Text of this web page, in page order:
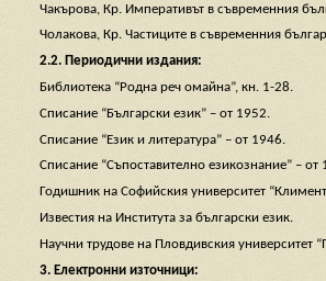
Чакърова, Кр. Императивът в съвременния
Чолакова, Кр. Частиците в съвременния
2.2. Периодични издания:
Библиотека “Родна реч омайна”, кн. 1-28.
Списание “Български език” – от 1952.
Списание “Език и литература” – от 1946.
Списание “Съпоставително езикознание” – от
Годишник на Софийския университет
Известия на Института за български език.
Научни трудове на Пловдивския университет
3. Електронни източници: